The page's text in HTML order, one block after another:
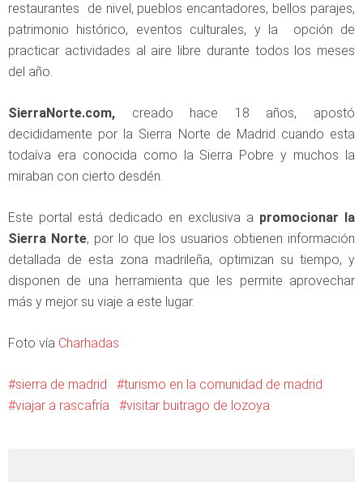
restaurantes de nivel, pueblos encantadores, bellos parajes,
patrimonio histórico, eventos culturales, y la opción de
practicar actividades al aire libre durante todos los meses
del año.
SierraNorte.com, creado hace 18 años, apostó
decididamente por la Sierra Norte de Madrid cuando esta
todaíva era conocida como la Sierra Pobre y muchos la
miraban con cierto desdén.
Este portal está dedicado en exclusiva a promocionar la
Sierra Norte, por lo que los usuarios obtienen información
detallada de esta zona madrileña, optimizan su tiempo, y
disponen de una herramienta que les permite aprovechar
más y mejor su viaje a este lugar.
Foto vía Charhadas
sierra de madrid
turismo en la comunidad de madrid
viajar a rascafría
visitar buitrago de lozoya